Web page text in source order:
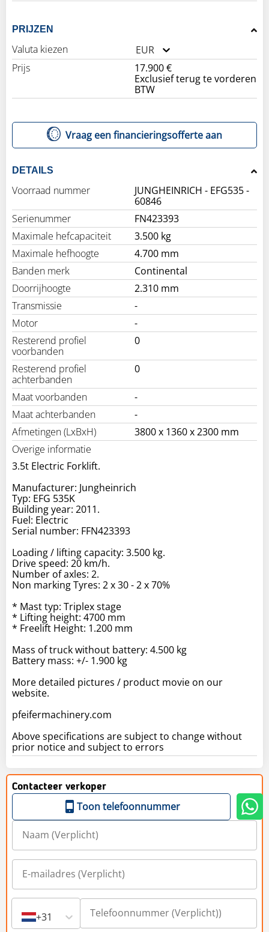
PRIJZEN
Valuta kiezen
EUR
Prijs
17.900 €
Exclusief terug te vorderen
BTW
Vraag een financieringsofferte aan
DETAILS
Voorraad nummer
JUNGHEINRICH - EFG535 -
60846
Serienummer
FN423393
Maximale hefcapaciteit
3.500 kg
Maximale hefhoogte
4.700 mm
Banden merk
Continental
Doorrijhoogte
2.310 mm
Transmissie
-
Motor
-
Resterend profiel
voorbanden
0
Resterend profiel
achterbanden
0
Maat voorbanden
-
Maat achterbanden
-
Afmetingen (LxBxH)
3800 x 1360 x 2300 mm
Overige informatie
3.5t Electric Forklift.
Manufacturer: Jungheinrich
Typ: EFG 535K
Building year: 2011.
Fuel: Electric
Serial number: FFN423393
Loading / lifting capacity: 3.500 kg.
Drive speed: 20 km/h.
Number of axles: 2.
Non marking Tyres: 2 x 30 - 2 x 70%
* Mast typ: Triplex stage
* Lifting height: 4700 mm
* Freelift Height: 1.200 mm
Mass of truck without battery: 4.500 kg
Battery mass: +/- 1.900 kg
More detailed pictures / product movie on our
website.
pfeifermachinery.com
Above specifications are subject to change without
prior notice and subject to errors
Contacteer verkoper
Toon telefoonnummer
+31